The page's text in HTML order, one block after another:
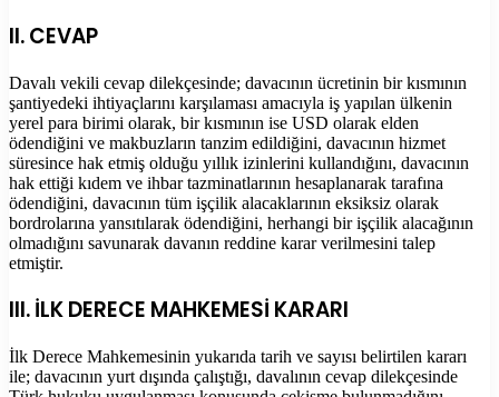
II. CEVAP
Davalı vekili cevap dilekçesinde; davacının ücretinin bir kısmının
şantiyedeki ihtiyaçlarını karşılaması amacıyla iş yapılan ülkenin
yerel para birimi olarak, bir kısmının ise USD olarak elden
ödendiğini ve makbuzların tanzim edildiğini, davacının hizmet
süresince hak etmiş olduğu yıllık izinlerini kullandığını, davacının
hak ettiği kıdem ve ihbar tazminatlarının hesaplanarak tarafına
ödendiğini, davacının tüm işçilik alacaklarının eksiksiz olarak
bordrolarına yansıtılarak ödendiğini, herhangi bir işçilik alacağının
olmadığını savunarak davanın reddine karar verilmesini talep
etmiştir.
III. İLK DERECE MAHKEMESİ KARARI
İlk Derece Mahkemesinin yukarıda tarih ve sayısı belirtilen kararı
ile; davacının yurt dışında çalıştığı, davalının cevap dilekçesinde